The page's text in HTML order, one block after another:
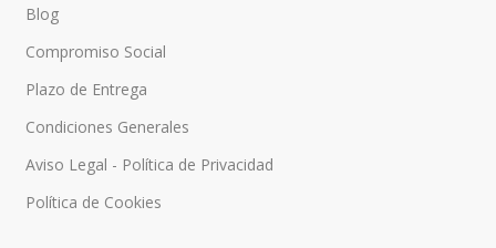
Blog
Compromiso Social
Plazo de Entrega
Condiciones Generales
Aviso Legal - Política de Privacidad
Política de Cookies